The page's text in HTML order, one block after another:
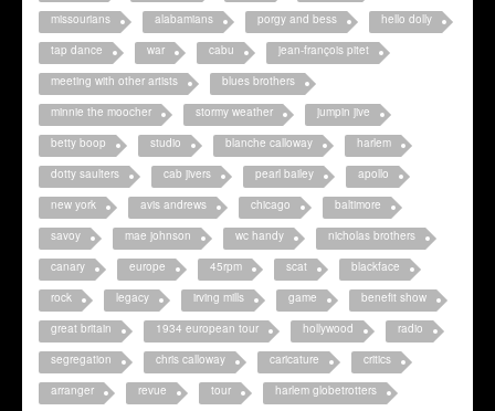
missourians
alabamians porgy and bess
hello dolly
tap dance
war cabu
jean-françois pitet
meeting with other artists
blues brothers
minnie the moocher
stormy weather
jumpin jive
betty boop
studio blanche calloway
harlem
dotty saulters
cab jivers pearl bailey
apollo
new york
avis andrews chicago
baltimore
savoy
mae johnson wc handy
nicholas brothers
canary
europe 45rpm scat
blackface
rock
legacy irving mills game
benefit show
great britain
1934 european tour hollywood
radio
segregation
chris calloway caricature
critics
arranger
revue tour
harlem globetrotters